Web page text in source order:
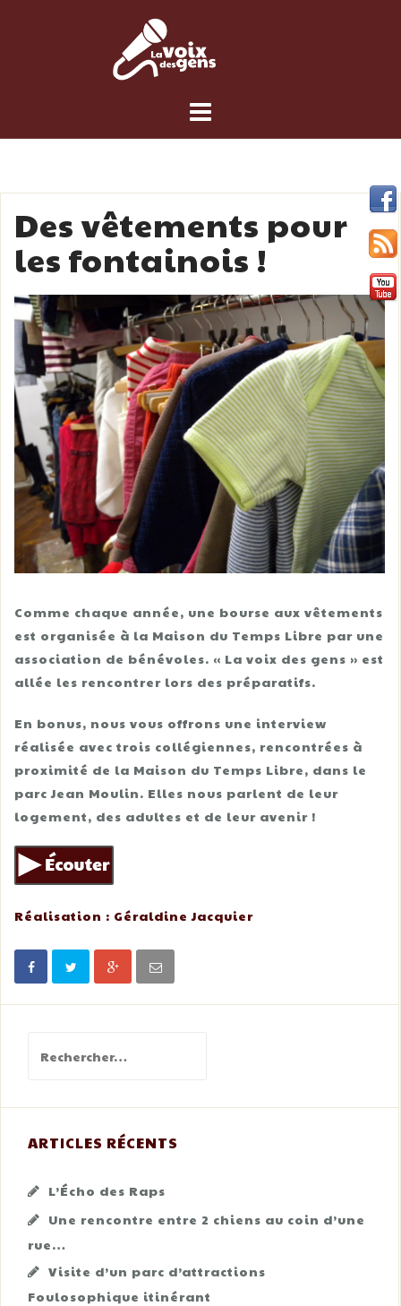
Des vêtements pour
les fontainois !
Comme chaque année, une bourse aux vêtements
est organisée à la Maison du Temps Libre par une
association de bénévoles. « La voix des gens » est
allée les rencontrer lors des préparatifs.
En bonus, nous vous offrons une interview
réalisée avec trois collégiennes, rencontrées à
proximité de la Maison du Temps Libre, dans le
parc Jean Moulin. Elles nous parlent de leur
logement, des adultes et de leur avenir !
Réalisation : Géraldine Jacquier
ARTICLES RÉCENTS
L’Écho des Raps
Une rencontre entre 2 chiens au coin d’une
rue…
Visite d’un parc d’attractions
Foulosophique itinérant